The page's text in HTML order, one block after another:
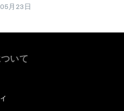
月23日
いて